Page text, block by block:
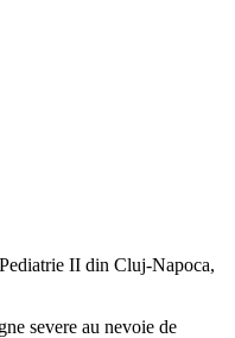
II din Cluj-Napoca,
severe au nevoie de